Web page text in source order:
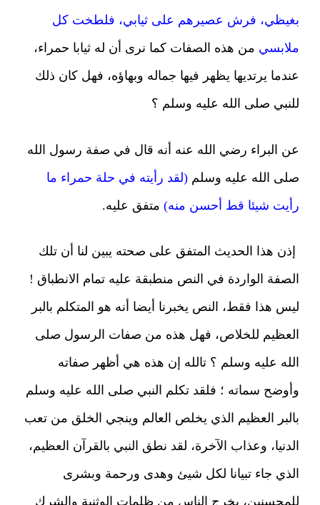
بغيظي، فرش عصيرهم على ثيابي، فلطخت كل
ملابسي من هذه الصفات كما نرى أن له ثيابا حمراء،
عندما يرتديها يظهر فيها جماله وبهاؤه، فهل كان ذلك
للنبي صلى الله عليه وسلم ؟
عن البراء رضي الله عنه أنه قال في صفة رسول الله
صلى الله عليه وسلم (لقد رأيته في حلة حمراء ما
رأيت شيئا قط أحسن منه) متفق عليه.
إذن هذا الحديث المتفق على صحته يبين لنا أن تلك
الصفة الواردة في النص منطبقة عليه تمام الانطباق !
ليس هذا فقط، النص يخبرنا أيضا أنه هو المتكلم بالبر
العظيم للخلاص، فهل هذه من صفات الرسول صلى
الله عليه وسلم ؟ تالله إن هذه هي أظهر صفاته
وأوضح سماته ؛ فلقد تكلم النبي صلى الله عليه وسلم
بالبر العظيم الذي يخلص العالم وينجي الخلق من تعب
الدنيا، وعذاب الآخرة، لقد نطق النبي بالقرآن العظيم،
الذي جاء تبيانا لكل شيئ وهدى ورحمة وبشرى
للمحسنين، يخرج الناس من ظلمات الوثنية والشرك